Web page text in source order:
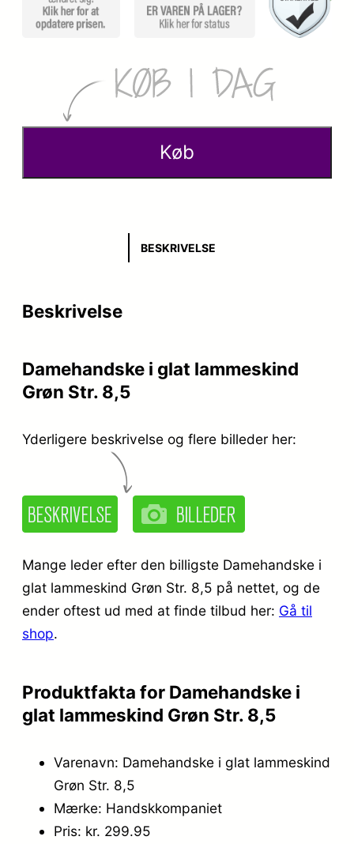
l
i
v
a
r
k
r
3
,
5
.
u
e
p
s
k
.
2
9
9
,
9
Køb
BESKRIVELSE
Beskrivelse
Damehandske i glat lammeskind
Grøn Str. 8,5
Yderligere beskrivelse og flere billeder her:
Mange leder efter den billigste Damehandske i
glat lammeskind Grøn Str. 8,5 på nettet, og de
ender oftest ud med at finde tilbud her: Gå til
shop.
Produktfakta for Damehandske i
glat lammeskind Grøn Str. 8,5
Varenavn: Damehandske i glat lammeskind
Grøn Str. 8,5
Mærke: Handskkompaniet
Pris: kr. 299.95